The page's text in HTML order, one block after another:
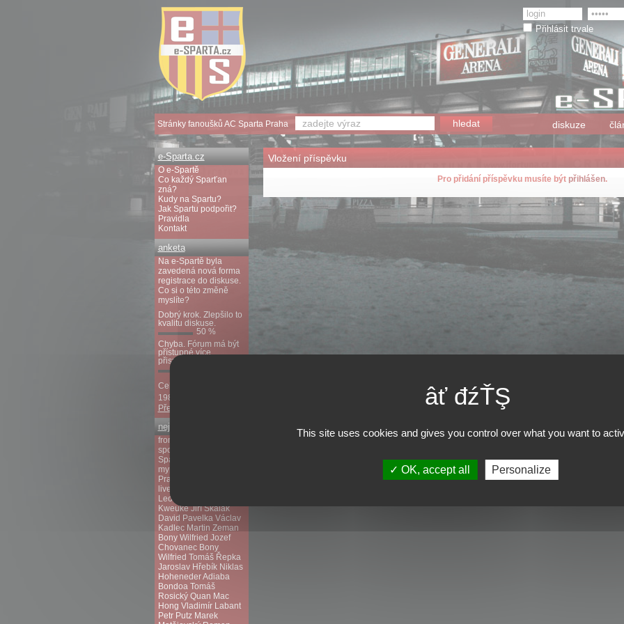
Vložení příspěvku
Pro přidání příspěvku musíte být přihlášen.
e-Sparta.cz
O e-Spartě
Co každý Sparťan
zná?
Kudy na Spartu?
Jak Spartu podpořit?
Pravidla
Kontakt
anketa
Na e-Spartě byla
zavedená nová forma
registrace do diskuse.
Co si o této změně
myslíte?
Dobrý krok. Zlepšilo to
kvalitu diskuse.
50 %
Chyba. Fórum má být
přístupné více
přispěvatelům.
Celkem hlasovalo:
19851 lidí.
Předchozí ankety
nejvyhledávanější
fromsport.com
sportlemon.tv
Sparta fotbal
myp2p.eu
Praha
livescorehunter.com
Leonard Leony
Kweuke Jiří Skalák
David Pavelka Václav
Kadlec Martin Zeman
Bony Wilfried Jozef
Chovanec Bony
Wilfried Tomáš Řepka
Jaroslav Hřebík Niklas
HohenederAdiaba
Bondoa Tomáš
Rosický Quan Mac
Hong Vladimír Labant
Petr Putz Marek
Přihlásit trvale
Stránky fanoušků AC Sparta Praha diskuze
This site uses cookies and gives you control over what you want to
OK, accept all Personalize